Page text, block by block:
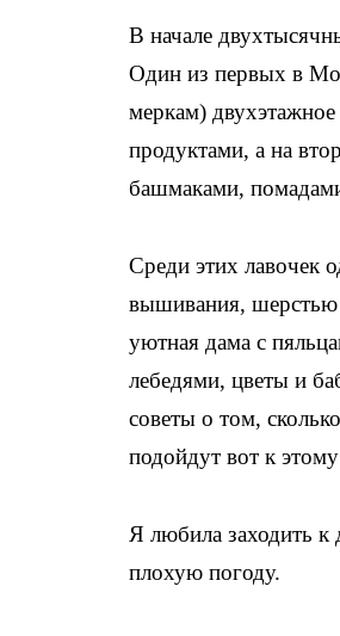
В начале
Один из первых в
меркам)
продуктами, а на
башмаками,
Среди этих лавочек
вышивания, шерстью
уютная дама с
лебедями, цветы и
советы о том,
подойдут вот к
Я любила заходить к
плохую погоду.